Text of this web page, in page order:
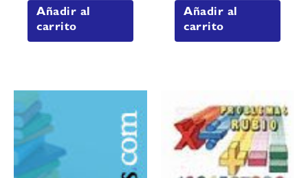
Añadir al
carrito
Añadir al
carrito